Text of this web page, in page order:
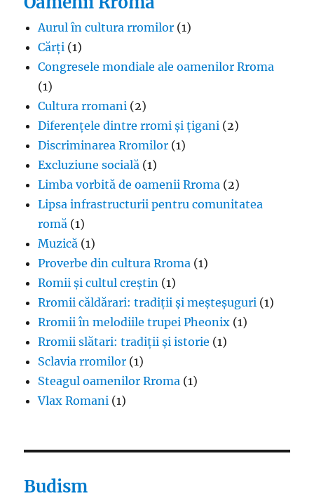
Aurul în cultura rromilor (1)
Cărți (1)
Congresele mondiale ale oamenilor Rroma
(1)
Cultura rromani (2)
Diferențele dintre rromi și țigani (2)
Discriminarea Rromilor (1)
Excluziune socială (1)
Limba vorbită de oamenii Rroma (2)
Lipsa infrastructurii pentru comunitatea
romă (1)
Muzică (1)
Proverbe din cultura Rroma (1)
Romii și cultul creștin (1)
Rromii căldărari: tradiții și meșteșuguri (1)
Rromii în melodiile trupei Pheonix (1)
Rromii slătari: tradiții și istorie (1)
Sclavia rromilor (1)
Steagul oamenilor Rroma (1)
Vlax Romani (1)
Budism